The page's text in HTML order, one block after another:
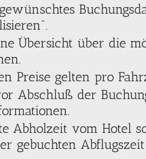
Übersicht über die
Preise gelten pro
Abschluß der
Abholzeit vom Hotel
gebuchten